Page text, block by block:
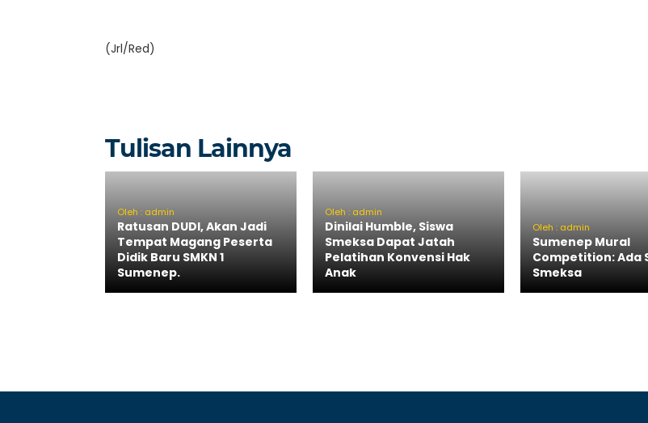
(Jrl/Red)
Tulisan Lainnya
Oleh : admin
Ratusan DUDI, Akan Jadi
Tempat Magang Peserta
Didik Baru SMKN 1
Sumenep.
Oleh : admin
Dinilai Humble, Siswa
Smeksa Dapat Jatah
Pelatihan Konvensi Hak
Anak
Oleh : admin
Sumenep Mural
Competition: Ada
Smeksa